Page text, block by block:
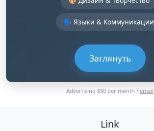
🗣️ Языки & Коммуникации
Заглянуть
Advertising $50 per month • email
Link